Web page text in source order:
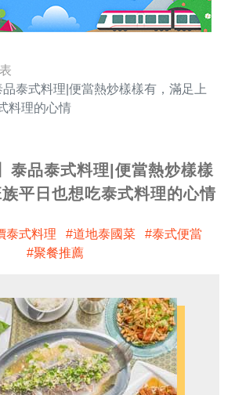
品泰式料理|便當熱炒樣樣有，滿足上
料理的心情
泰品泰式料理|便當熱炒樣樣
平日也想吃泰式料理的心情
泰式料理 道地泰國菜
泰式便當
聚餐推薦